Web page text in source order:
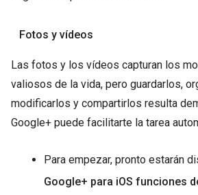
Fotos y vídeos
Las fotos y los vídeos capturan los
valiosos de la vida, pero guardarlos,
modificarlos y compartirlos resulta
Google+ puede facilitarte la tarea
Para empezar, pronto estarán
Google+ para iOS funciones